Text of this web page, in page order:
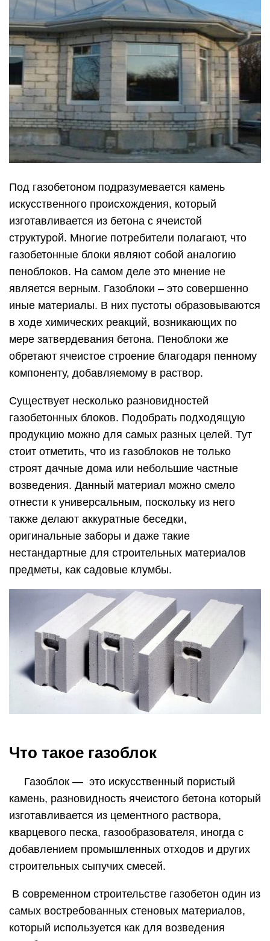
Под газобетоном подразумевается камень
искусственного происхождения, который
изготавливается из бетона с ячеистой
структурой. Многие потребители полагают, что
газобетонные блоки являют собой аналогию
пеноблоков. На самом деле это мнение не
является верным. Газоблоки – это совершенно
иные материалы. В них пустоты образовываются
в ходе химических реакций, возникающих по
мере затвердевания бетона. Пеноблоки же
обретают ячеистое строение благодаря пенному
компоненту, добавляемому в раствор.
Существует несколько разновидностей
газобетонных блоков. Подобрать подходящую
продукцию можно для самых разных целей. Тут
стоит отметить, что из газоблоков не только
строят дачные дома или небольшие частные
возведения. Данный материал можно смело
отнести к универсальным, поскольку из него
также делают аккуратные беседки,
оригинальные заборы и даже такие
нестандартные для строительных материалов
предметы, как садовые клумбы.
Что такое газоблок
Газоблок — это искусственный пористый
камень, разновидность ячеистого бетона который
изготавливается из цементного раствора,
кварцевого песка, газообразователя, иногда с
добавлением промышленных отходов и других
строительных сыпучих смесей.
В современном строительстве газобетон один из
самых востребованных стеновых материалов,
который используется как для возведения